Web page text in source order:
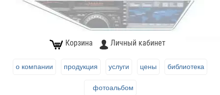
Корзина Личный кабинет
о компании продукция услуги цены библиотека
фотоальбом